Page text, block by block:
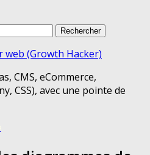
(Growth Hacker)
CMS, eCommerce,
CSS), avec une pointe de